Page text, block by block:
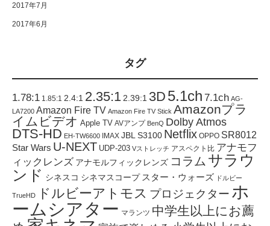
2017年7月
2017年6月
タグ
1.78:1 1.85:1 2.4:1 2.35:1 2.39:1 3D 5.1ch 7.1ch AG-
LA7200 Amazon Fire TV Amazon Fire TV Stick Amazonプラ
イムビデオ Apple TV AVアンプ BenQ Dolby Atmos
DTS-HD EH-TW6600 IMAX JBL S3100 Netflix OPPO SR8012
Star Wars U-NEXT UDP-203 Vストレッチ アスペクト比 アナモフ
ィックレンズ アナモルフィックレンズ コラム サラウ
ンド シネスコ シネマスコープ スター・ウォーズ ドルビー
TrueHD ドルビーアトモス プロジェクター ホ
ームシアター マランツ 中学生以上にお薦